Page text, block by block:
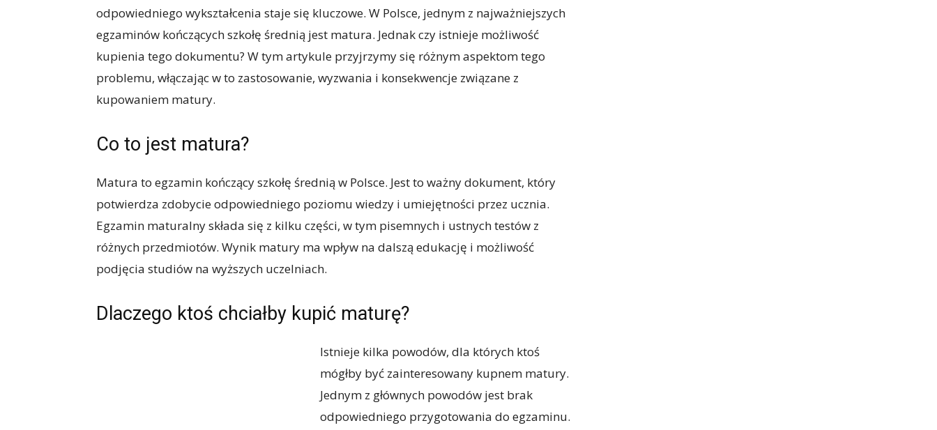
odpowiedniego wykształcenia staje się kluczowe. W Polsce, jednym z najważniejszych
egzaminów kończących szkołę średnią jest matura. Jednak czy istnieje możliwość
kupienia tego dokumentu? W tym artykule przyjrzymy się różnym aspektom tego
problemu, włączając w to zastosowanie, wyzwania i konsekwencje związane z
kupowaniem matury.
Co to jest matura?
Matura to egzamin kończący szkołę średnią w Polsce. Jest to ważny dokument, który
potwierdza zdobycie odpowiedniego poziomu wiedzy i umiejętności przez ucznia.
Egzamin maturalny składa się z kilku części, w tym pisemnych i ustnych testów z
różnych przedmiotów. Wynik matury ma wpływ na dalszą edukację i możliwość
podjęcia studiów na wyższych uczelniach.
Dlaczego ktoś chciałby kupić maturę?
Istnieje kilka powodów, dla których ktoś
mógłby być zainteresowany kupnem matury.
Jednym z głównych powodów jest brak
odpowiedniego przygotowania do egzaminu.